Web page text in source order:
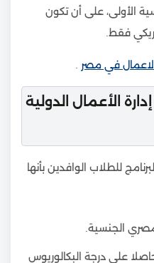
الأولى، على أن تكون
في مصر
الأعمال الدولية
للطلاب الوافدين بأنها
الجنسية.
على درجة البكالوريوس